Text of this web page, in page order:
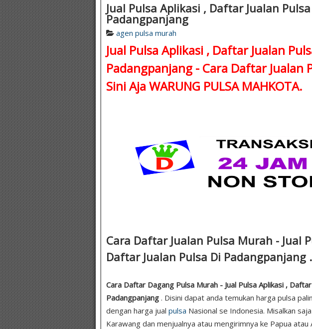
Jual Pulsa Aplikasi , Daftar Jualan
Padangpanjang
agen pulsa murah
Jual Pulsa Aplikasi , Daftar Jualan
Padangpanjang - Cara Daftar Jualan
Sini Aja WARUNG PULSA MAHKOTA.
Cara Daftar Jualan Pulsa Murah - Jual
Daftar Jualan Pulsa Di Padangpanjang .
Cara Daftar Dagang Pulsa Murah - Jual Pulsa Aplikasi ,
Padangpanjang . Disini dapat anda temukan harga pulsa
dengan harga jual pulsa Nasional se Indonesia. Misalkan
Karawang dan menjualnya atau mengirimnya ke Papua